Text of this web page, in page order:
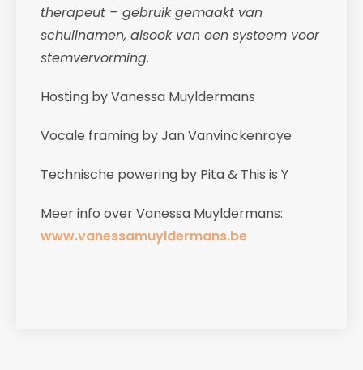
therapeut – gebruik gemaakt van
schuilnamen, alsook van een systeem voor
stemvervorming.
Hosting by Vanessa Muyldermans
Vocale framing by Jan Vanvinckenroye
Technische powering by Pita & This is Y
Meer info over Vanessa Muyldermans:
www.vanessamuyldermans.be